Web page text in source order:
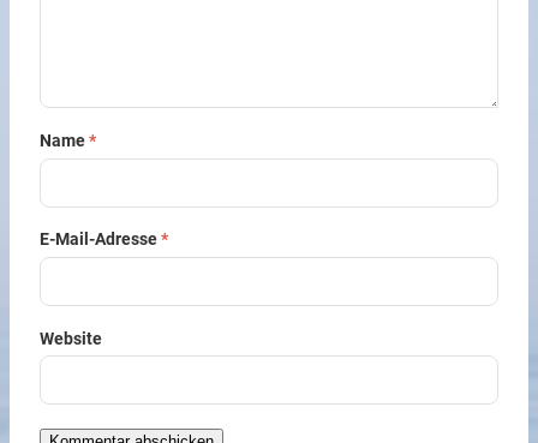
Name*
E-Mail-Adresse*
Website